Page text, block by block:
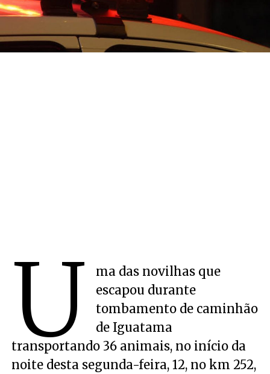
U
ma das novilhas que
escapou durante
tombamento de caminhão
de Iguatama
transportando 36 animais, no início da
noite desta segunda-feira, 12, no km 252,